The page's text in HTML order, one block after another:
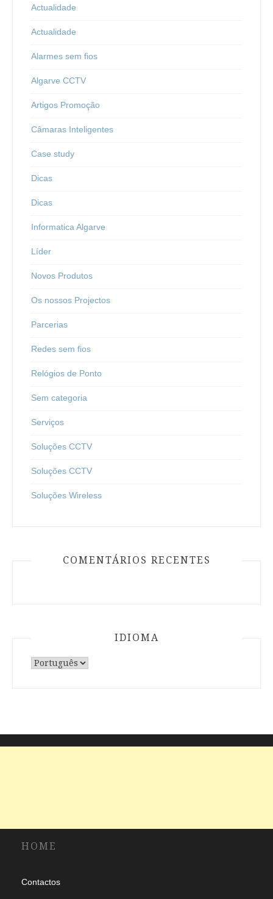
Actualidade
Actualidade
Alarmes sem fios
Algarve CCTV
Artigos Promoção
Câmaras Inteligentes
Case study
Dicas
Dicas
Informatica Algarve
Líder
Novos Produtos
Os nossos Projectos
Parcerias
Redes sem fios
Relógios de Ponto
Sem categoria
Serviços
Soluções CCTV
Soluções CCTV
Soluções Wireless
COMENTÁRIOS RECENTES
IDIOMA
Escolha
HOME
Contactos